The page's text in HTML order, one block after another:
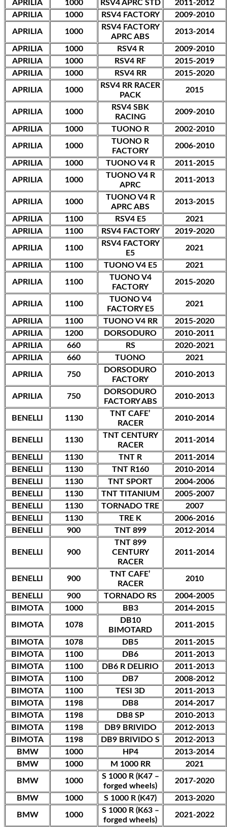
APRILIA 1000 RSV4 APRC STD
2011-2012
APRILIA
1000 RSV4 FACTORY 2009-2010
APRILIA 1000
RSV4 FACTORY
APRC ABS
2013-2014
APRILIA 1000 RSV4 R
2009-2010
APRILIA
1000 RSV4 RF
2015-2019
APRILIA
1000 RSV4 RR 2015-2020
APRILIA 1000
RSV4 RR RACER
PACK
2015
APRILIA 1000
RSV4 SBK
RACING
2009-2010
APRILIA 1000 TUONO R 2002-2010
APRILIA 1000
TUONO R
FACTORY
2006-2010
APRILIA 1000 TUONO V4 R 2011-2015
APRILIA 1000
TUONO V4 R
APRC
2011-2013
APRILIA 1000
TUONO V4 R
APRC ABS
2013-2015
APRILIA 1100 RSV4 E5
2021
APRILIA
1100 RSV4 FACTORY 2019-2020
APRILIA 1100
RSV4 FACTORY
E5
2021
APRILIA 1100 TUONO V4 E5 2021
APRILIA 1100
TUONO V4
FACTORY
2015-2020
APRILIA 1100
TUONO V4
FACTORY E5
2021
APRILIA 1100 TUONO V4 RR
2015-2020
APRILIA
1200 DORSODURO
2010-2011
APRILIA
660 RS
2020-2021
APRILIA
660 TUONO 2021
APRILIA 750
DORSODURO
FACTORY
2010-2013
APRILIA 750
DORSODURO
FACTORY ABS
2010-2013
BENELLI 1130
TNT CAFE’
RACER
2010-2014
BENELLI 1130
TNT CENTURY
RACER
2011-2014
BENELLI 1130 TNT R
2011-2014
BENELLI
1130 TNT R160
2010-2014
BENELLI
1130 TNT SPORT
2004-2006
BENELLI
1130 TNT TITANIUM
2005-2007
BENELLI
1130 TORNADO TRE
2007
BENELLI
1130 TRE K
2006-2016
BENELLI
900 TNT 899 2012-2014
BENELLI 900
TNT 899
CENTURY
RACER
2011-2014
BENELLI 900
TNT CAFE’
RACER
2010
BENELLI 900 TORNADO RS
2004-2005
BIMOTA
1000 BB3 2014-2015
BIMOTA 1078
DB10
BIMOTARD
2011-2015
BIMOTA 1078 DB5
2011-2015
BIMOTA
1100 DB6
2011-2013
BIMOTA
1100 DB6 R DELIRIO
2011-2013
BIMOTA
1100 DB7
2008-2012
BIMOTA
1100 TESI 3D
2011-2013
BIMOTA
1198 DB8
2014-2017
BIMOTA
1198 DB8 SP
2010-2013
BIMOTA
1198 DB9 BRIVIDO
2012-2013
BIMOTA
1198 DB9 BRIVIDO S
2012-2013
BMW
1000 HP4
2013-2014
BMW
1000 M 1000 RR 2021
BMW 1000
S 1000 R (K47 –
forged wheels)
2017-2020
BMW 1000 S 1000 R (K47) 2013-2020
BMW 1000
S 1000 R (K63 –
forged wheels)
2021-2022